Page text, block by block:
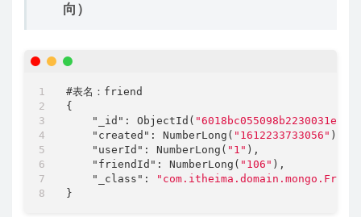
向）
#表名：friend
{
"_id" : ObjectId(
"created" : NumberLong( "1612233733056" ),
"userId" : NumberLong( "1" ),
"friendId" : NumberLong( "106" ),
"_class" :